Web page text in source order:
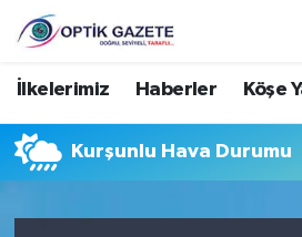
İlkelerimiz Haberler Köşe
Kurşunlu Hava Durumu
Nöbetçi Eczaneler
Hava Durumu